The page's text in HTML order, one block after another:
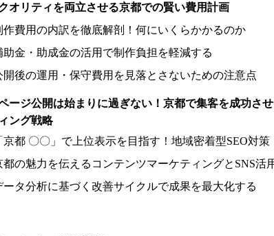
オリティを両立させる京都での賢い費用計画
作費用の内訳を徹底解剖！何にいくらかかるのか
助金・助成金の活用で制作負担を軽減する
開後の運用・保守費用を見落とさないための注意点
ージ公開は始まりに過ぎない！京都で集客を成功さ
ング戦略
京都 〇〇」で上位表示を目指す！地域密着型SEO対策
都の魅力を伝えるコンテンツマーケティングとSNS活
ータ分析に基づく改善サイクルで成果を最大化する